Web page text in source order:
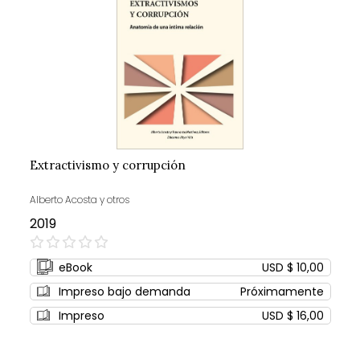
Extractivismo y corrupción
Alberto Acosta y otros
2019
0%
eBook
USD $ 10,00
Impreso bajo demanda
Próximamente
Impreso
USD $ 16,00